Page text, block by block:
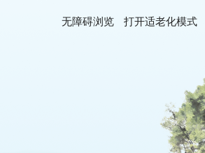
无障碍浏览 打开适老化模式